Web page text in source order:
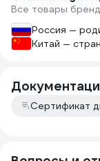
Все товары
Россия —
Китай —
Сертификат